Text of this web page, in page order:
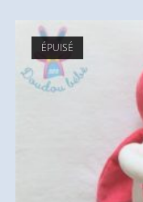
ÉPUISÉ